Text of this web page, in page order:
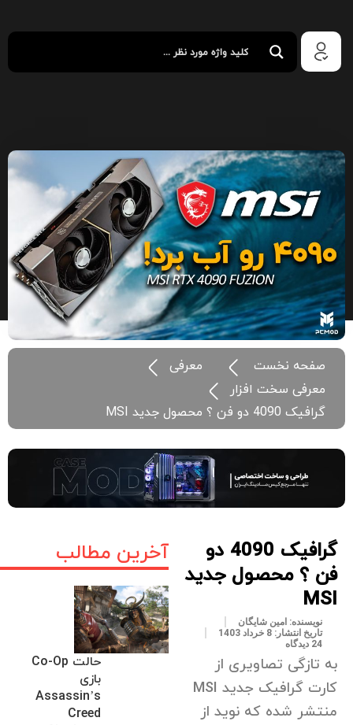
صفحه نخست
معرفی
معرفی سخت افزار
گرافیک 4090 دو فن ؟ محصول جدید MSI
آخرین مطالب
حالت Co-Op
بازی
Assassin’s
Creed
گرافیک 4090 دو
فن ؟ محصول جدید
MSI
نویسنده: امین شایگان
تاریخ انتشار: 8 خرداد 1403
24 دیدگاه
به تازگی تصاویری از
کارت گرافیک جدید MSI
منتشر شده که نوید از